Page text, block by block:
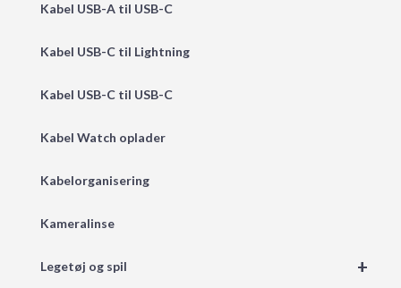
Kabel USB-A til USB-C
Kabel USB-C til Lightning
Kabel USB-C til USB-C
Kabel Watch oplader
Kabelorganisering
Kameralinse
+
Legetøj og spil